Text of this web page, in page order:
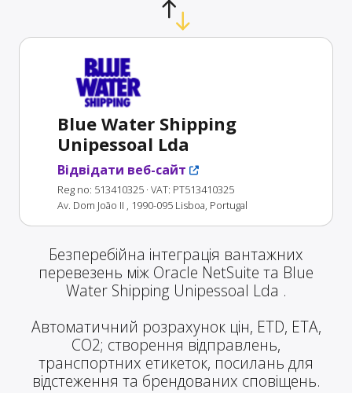
Blue Water Shipping
Unipessoal Lda
Відвідати веб-сайт
Reg no: 513410325 · VAT: PT513410325
Av. Dom João II , 1990-095 Lisboa, Portugal
Безперебійна інтеграція вантажних
перевезень між Oracle NetSuite та Blue
Water Shipping Unipessoal Lda .
Автоматичний розрахунок цін, ETD, ETA,
CO2; створення відправлень,
транспортних етикеток, посилань для
відстеження та брендованих сповіщень.